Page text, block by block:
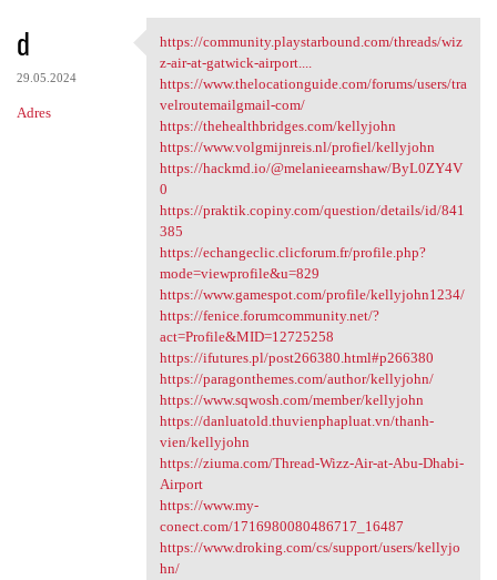
d
29.05.2024
Adres
https://community
https://community.playstarbound.com/threads/wiz
z-air-at-gatwick-airport....
https://www.thelocationguide.com/forums/users/tra
velroutemailgmail-com/
https://thehealthbridges.com/kellyjohn
https://www.volgmijnreis.nl/profiel/kellyjohn
https://hackmd.io/@melanieearnshaw/ByL0ZY4V
0
https://praktik.copiny.com/question/details/id/841
385
https://echangeclic.clicforum.fr/profile.php?
mode=viewprofile&u=829
https://www.gamespot.com/profile/kellyjohn1234/
https://fenice.forumcommunity.net/?
act=Profile&MID=12725258
https://ifutures.pl/post266380.html#p266380
https://paragonthemes.com/author/kellyjohn/
https://www.sqwosh.com/member/kellyjohn
https://danluatold.thuvienphapluat.vn/thanh-
vien/kellyjohn
https://ziuma.com/Thread-Wizz-Air-at-Abu-Dhabi-
Airport
https://www.my-
conect.com/1716980080486717_16487
https://www.droking.com/cs/support/users/kellyjo
hn/